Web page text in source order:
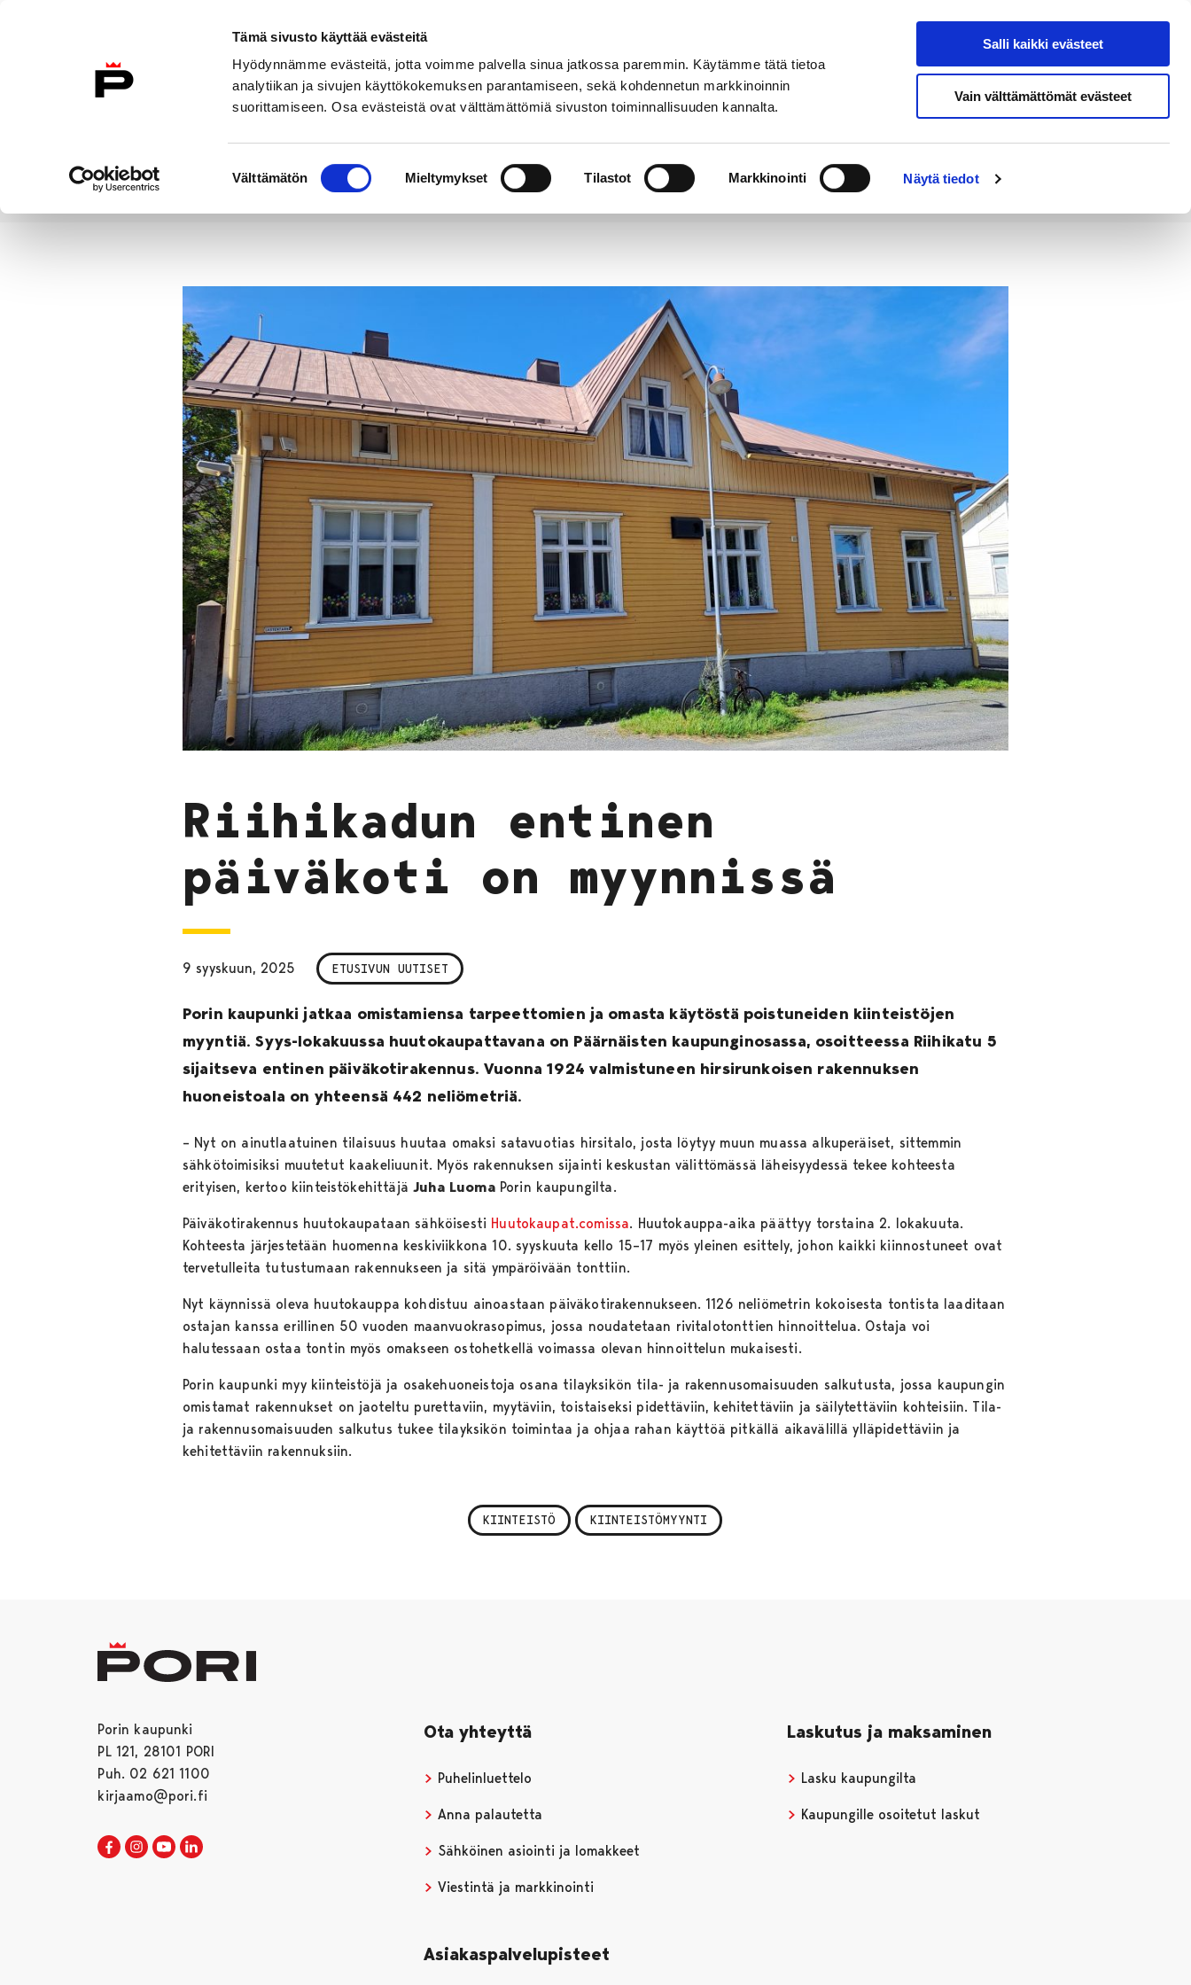
Tämä sivusto käyttää evästeitä
Hyödynnämme evästeitä, jotta voimme palvella sinua jatkossa paremmin. Käytämme tätä tietoa
analytiikan ja sivujen käyttökokemuksen parantamiseen, sekä kohdennetun markkinoinnin
suorittamiseen. Osa evästeistä ovat välttämättömiä sivuston toiminnallisuuden kannalta.
valinta
Välttämätön Mieltymykset Tilastot Markkinointi Näytä tiedot
Salli kaikki evästeet
Vain välttämättömät evästeet
Etusivulle
Hae sivustolta
Etusivu
Riihikadun entinen
päiväkoti on myynnissä
9 syyskuun, 2025 ETUSIVUN UUTISET
Porin kaupunki jatkaa omistamiensa tarpeettomien ja omasta käytöstä poistuneiden kiinteistöjen
myyntiä. Syys-lokakuussa huutokaupattavana on Päärnäisten kaupunginosassa, osoitteessa Riihikatu 5
sijaitseva entinen päiväkotirakennus. Vuonna 1924 valmistuneen hirsirunkoisen rakennuksen
huoneistoala on yhteensä 442 neliömetriä.
– Nyt on ainutlaatuinen tilaisuus huutaa omaksi satavuotias hirsitalo, josta löytyy muun muassa alkuperäiset, sittemmin
sähkötoimisiksi muutetut kaakeliuunit. Myös rakennuksen sijainti keskustan välittömässä läheisyydessä tekee kohteesta
erityisen, kertoo kiinteistökehittäjäJuha LuomaPorin kaupungilta.
Päiväkotirakennus huutokaupataan sähköisesti Huutokaupat.comissa. Huutokauppa-aika päättyy torstaina 2. lokakuuta.
Kohteesta järjestetään huomenna keskiviikkona 10. syyskuuta kello 15–17 myös yleinen esittely, johon kaikki kiinnostuneet ovat
tervetulleita tutustumaan rakennukseen ja sitä ympäröivään tonttiin.
Nyt käynnissä oleva huutokauppa kohdistuu ainoastaan päiväkotirakennukseen. 1126 neliömetrin kokoisesta tontista laaditaan
ostajan kanssa erillinen 50 vuoden maanvuokrasopimus, jossa noudatetaan rivitalotonttien hinnoittelua. Ostaja voi
halutessaan ostaa tontin myös omakseen ostohetkellä voimassa olevan hinnoittelun mukaisesti.
Porin kaupunki myy kiinteistöjä ja osakehuoneistoja osana tilayksikön tila- ja rakennusomaisuuden salkutusta, jossa kaupungin
omistamat rakennukset on jaoteltu purettaviin, myytäviin, toistaiseksi pidettäviin, kehitettäviin ja säilytettäviin kohteisiin. Tila-
ja rakennusomaisuuden salkutus tukee tilayksikön toimintaa ja ohjaa rahan käyttöä pitkällä aikavälillä ylläpidettäviin ja
kehitettäviin rakennuksiin.
KIINTEISTÖ KIINTEISTÖMYYNTI
Porin kaupunki
PL 121, 28101 PORI
Puh. 02 621 1100
kirjaamo@pori.fi
Porin kaupunki Facebookissa
Avautuu uudessa välilehdessä
Porin kaupunki Instagramissa
Avautuu uudessa välilehdessä
Porin kaupunki Youtubessa
Avautuu uudessa välilehdessä
Ota yhteyttä
Puhelinluettelo
Anna palautetta
Sähköinen asiointi ja lomakkeet
Viestintä ja markkinointi
Laskutus ja maksaminen
Lasku kaupungilta
Kaupungille osoitetut laskut
Asiakaspalvelupisteet